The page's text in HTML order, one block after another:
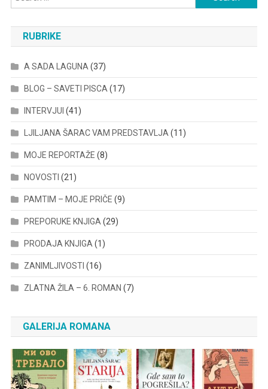
for:
RUBRIKE
A SADA LAGUNA(37)
BLOG – SAVETI PISCA(17)
INTERVJUI (41)
LJILJANA ŠARAC VAM PREDSTAVLJA(11)
MOJE REPORTAŽE (8)
NOVOSTI (21)
PAMTIM – MOJE PRIČE (9)
PREPORUKE KNJIGA(29)
PRODAJA KNJIGA(1)
ZANIMLJIVOSTI (16)
ZLATNA ŽILA – 6. ROMAN (7)
GALERIJA ROMANA